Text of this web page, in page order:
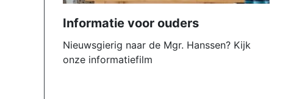
Informatie voor ouders
Nieuwsgierig naar de Mgr. Hanssen? Kijk
onze informatiefilm